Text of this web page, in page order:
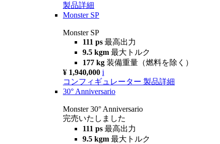
製品詳細
Monster SP
Monster SP
111 ps 最高出力
9.5 kgm 最大トルク
177 kg 装備重量（燃料を除く）
¥ 1,940,000 i
コンフィギュレーター 製品詳細
30° Anniversario
Monster 30° Anniversario
完売いたしました
111 ps 最高出力
9.5 kgm 最大トルク